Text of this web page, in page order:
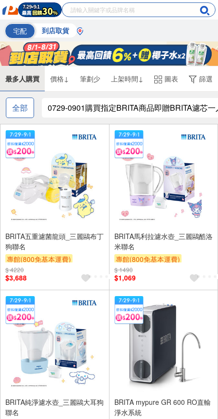
宅配 到店取貨
最多人購買 價格↓ 筆劃少 上架時間↓ 圖表 篩選
全部 0729-0901購買指定BRITA商品即贈BRITA濾芯
BRITA五重濾菌龍頭_三麗鷗布丁
狗聯名
專館(800免基本運費)
滿額9折
$ 4220
$3,688
BRITA馬利拉濾水壺_三麗鷗酷洛
米聯名
專館(800免基本運費)
滿額9折
$ 1490
$1,069
BRITA純淨濾水壺_三麗鷗大耳狗
聯名
BRITA mypure GR 600 RO直輸
淨水系統